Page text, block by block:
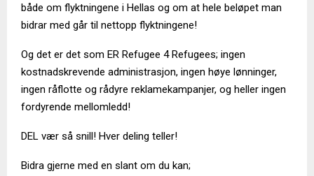
både om flyktningene i Hellas og om at hele beløpet man
bidrar med går til nettopp flyktningene!
Og det er det som ER Refugee 4 Refugees; ingen
kostnadskrevende administrasjon, ingen høye lønninger,
ingen råflotte og rådyre reklamekampanjer, og heller ingen
fordyrende mellomledd!
DEL vær så snill! Hver deling teller!
Bidra gjerne med en slant om du kan;